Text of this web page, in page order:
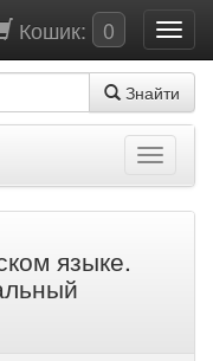
Кошик: 0
Знайти
языке.